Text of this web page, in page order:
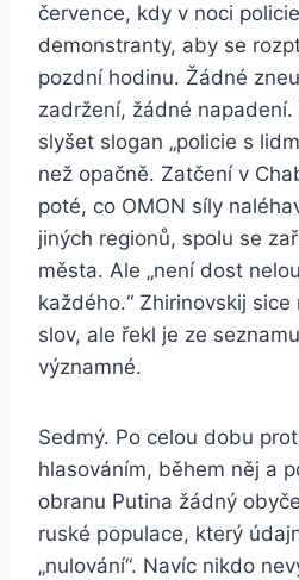
července, kdy v noci
demonstranty, aby se
pozdní hodinu. Žádné
zadržení, žádné
slyšet slogan „policie s
než opačně. Zatčení v
poté, co OMON síly
jiných regionů, spolu se
města. Ale „není dost
každého.“ Zhirinovskij
slov, ale řekl je ze
významné.
Sedmý. Po celou dobu
hlasováním, během něj a
obranu Putina žádný
ruské populace, který
„nulování“. Navíc nikdo